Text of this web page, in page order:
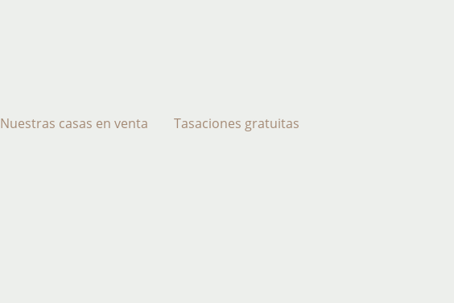
Nuestras casas en venta
Tasaciones gratuitas